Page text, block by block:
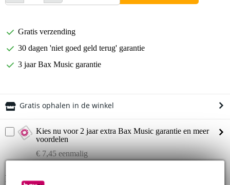
Gratis verzending
30 dagen 'niet goed geld terug' garantie
3 jaar Bax Music garantie
Gratis ophalen in de winkel
Kies nu voor 2 jaar extra Bax Music garantie en meer
voordelen
€ 7,45 eenmalig
Productinformatie